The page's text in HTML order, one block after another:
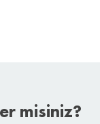
misiniz?